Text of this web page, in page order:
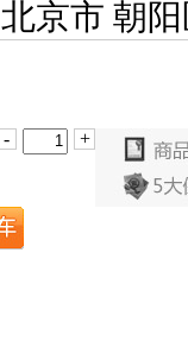
北京市 朝
- +